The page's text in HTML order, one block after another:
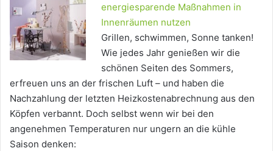
energiesparende Maßnahmen in
Innenräumen nutzen
Grillen, schwimmen, Sonne tanken!
Wie jedes Jahr genießen wir die
schönen Seiten des Sommers,
erfreuen uns an der frischen Luft – und haben die
Nachzahlung der letzten Heizkostenabrechnung aus den
Köpfen verbannt. Doch selbst wenn wir bei den
angenehmen Temperaturen nur ungern an die kühle
Saison denken: